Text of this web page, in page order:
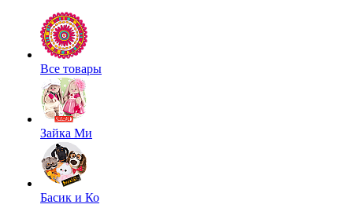
Все товары
Зайка Ми
Басик и Ко